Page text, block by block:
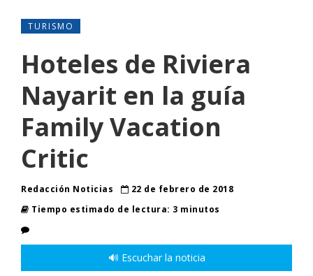
TURISMO
Hoteles de Riviera
Nayarit en la guía
Family Vacation
Critic
Redacción Noticias
22 de febrero de 2018
Tiempo estimado de lectura: 3 minutos
🔊 Escuchar la noticia